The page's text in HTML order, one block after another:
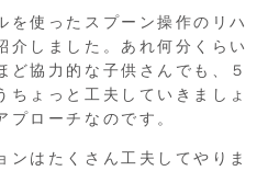
を使ったスプーン操作のリハ
介しました。あれ何分くらい
ど協力的な子供さんでも、５
ちょっと工夫していきましょ
プローチなのです。
ンはたくさん工夫してやりま